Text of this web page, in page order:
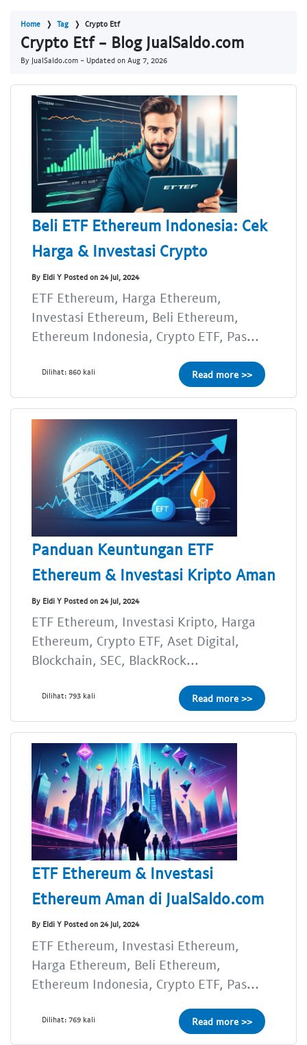
Home Tag Crypto Etf
Crypto Etf - Blog JualSaldo.com
By JualSaldo.com - Updated on Aug 7, 2026
Beli ETF Ethereum Indonesia: Cek
Harga & Investasi Crypto
By Eldi Y Posted on 24 Jul, 2024
ETF Ethereum, Harga Ethereum,
Investasi Ethereum, Beli Ethereum,
Ethereum Indonesia, Crypto ETF, Pas...
Dilihat: 860 kali Read more >>
Panduan Keuntungan ETF
Ethereum & Investasi Kripto Aman
By Eldi Y Posted on 24 Jul, 2024
ETF Ethereum, Investasi Kripto, Harga
Ethereum, Crypto ETF, Aset Digital,
Blockchain, SEC, BlackRock...
Dilihat: 793 kali Read more >>
ETF Ethereum & Investasi
Ethereum Aman di JualSaldo.com
By Eldi Y Posted on 24 Jul, 2024
ETF Ethereum, Investasi Ethereum,
Harga Ethereum, Beli Ethereum,
Ethereum Indonesia, Crypto ETF, Pas...
Dilihat: 769 kali Read more >>